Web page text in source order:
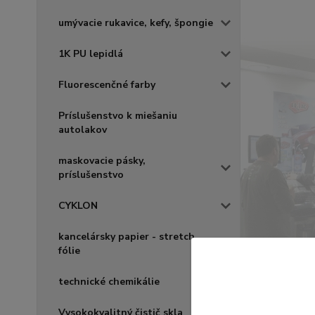
umývacie rukavice, kefy, špongie
1K PU lepidlá
Fluorescenčné farby
Príslušenstvo k miešaniu
autolakov
maskovacie pásky,
príslušenstvo
CYKLON
kancelársky papier - stretch
fólie
technické chemikálie